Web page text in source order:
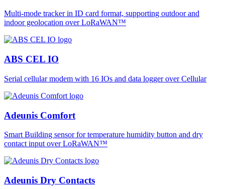
Multi-mode tracker in ID card format, supporting outdoor and
indoor geolocation over LoRaWAN™
ABS CEL IO
Serial cellular modem with 16 IOs and data logger over Cellular
Adeunis Comfort
Smart Building sensor for temperature humidity button and dry
contact input over LoRaWAN™
Adeunis Dry Contacts